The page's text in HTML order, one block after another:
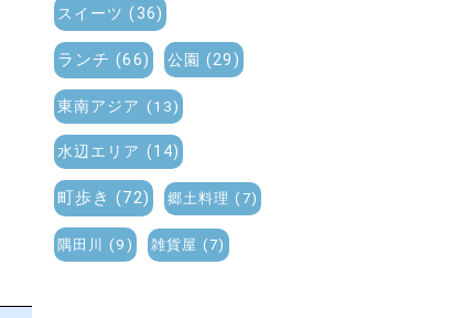
スイーツ (36)
ランチ (66) 公園 (29)
東南アジア (13)
水辺エリア (14)
町歩き (72) 郷土料理 (7)
隅田川 (9) 雑貨屋 (7)